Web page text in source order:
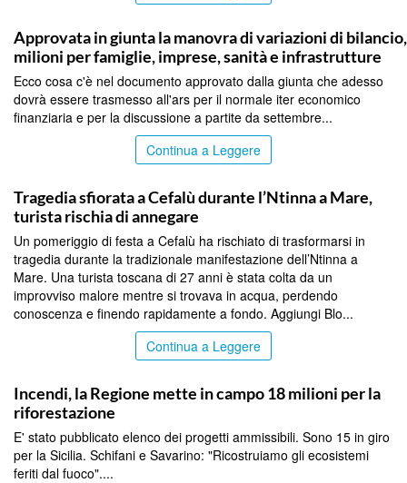
Approvata in giunta la manovra di variazioni di
milioni per famiglie, imprese, sanità e infrastrutture
Ecco cosa c'è nel documento approvato dalla giunta che adesso
dovrà essere trasmesso all'ars per il normale iter economico
finanziaria e per la discussione a partite da settembre...
Continua a Leggere
Tragedia sfiorata a Cefalù durante l’Ntinna a Mare,
turista rischia di annegare
Un pomeriggio di festa a Cefalù ha rischiato di trasformarsi in
tragedia durante la tradizionale manifestazione dell’Ntinna a
Mare. Una turista toscana di 27 anni è stata colta da un
improvviso malore mentre si trovava in acqua, perdendo
conoscenza e finendo rapidamente a fondo. Aggiungi Blo...
Continua a Leggere
Incendi, la Regione mette in campo 18 milioni per la
riforestazione
E' stato pubblicato elenco dei progetti ammissibili. Sono 15 in giro
per la Sicilia. Schifani e Savarino: "Ricostruiamo gli ecosistemi
feriti dal fuoco"....